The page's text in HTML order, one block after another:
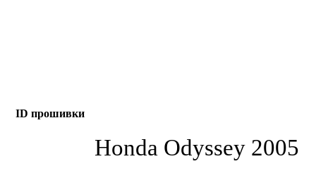
ID прошивки
Honda Odyssey 2005